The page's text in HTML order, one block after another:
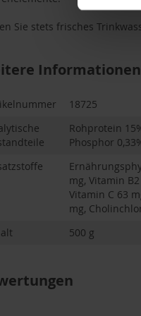
Sie stets frisches
Informationen
18725
Rohprotein
Phosphor
mg, Vitamin
Vitamin C 63
mg,
500 g